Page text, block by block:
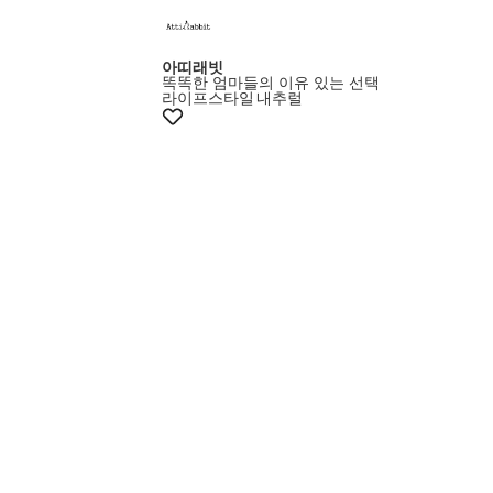
멤버스20%쿠폰
아띠래빗
똑똑한 엄마들의 이유 있는 선택
라이프스타일 내추럴